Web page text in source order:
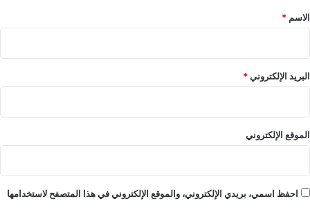
*
الاسم *
البريد الإلكتروني*
الموقع الإلكتروني
احفظ اسمي، بريدي الإلكتروني، والموقع الإلكتروني في هذا المتصفح لاستخدامها